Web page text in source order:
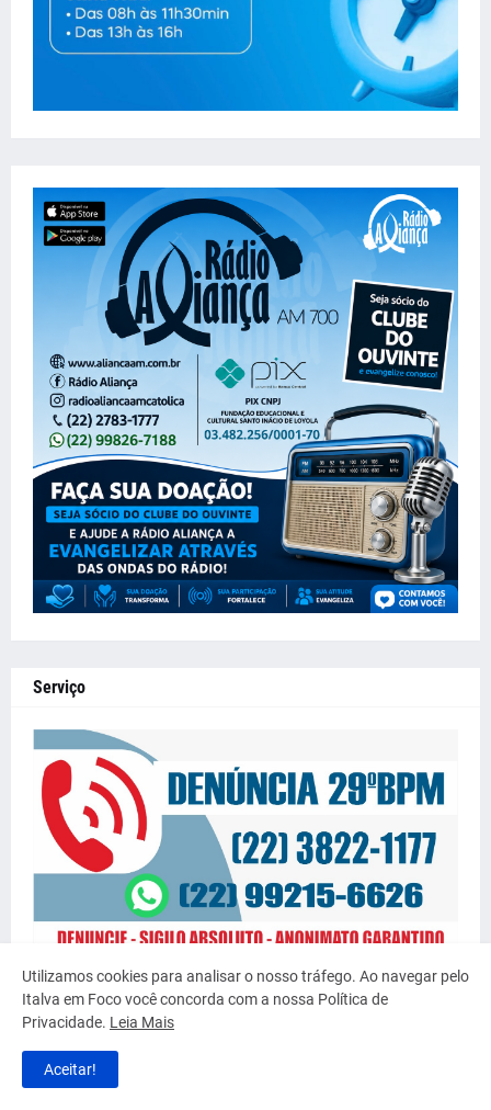
Serviço
Utilizamos cookies para analisar o nosso tráfego. Ao navegar pelo
Italva em Foco você concorda com a nossa Política de
Privacidade. Leia Mais
Aceitar!